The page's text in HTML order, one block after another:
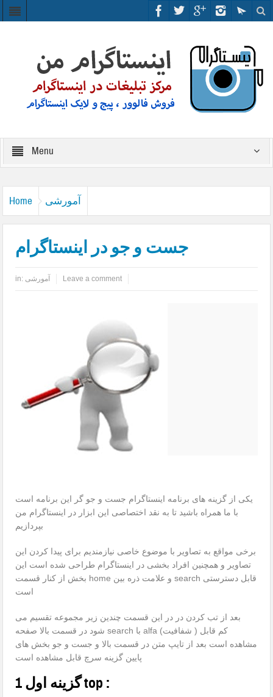
Menu
Home آمورشی
جست و جو در اینستاگرام
in: آمورشی Leave a comment
یکی از گزینه های برنامه اینستاگرام جست و جو گر این برنامه است
با ما همراه باشید تا به نقد اختصاصی این ابزار در اینستاگرام من
بپردازیم
برخی مواقع به تصاویر با موضوع خاصی نیازمندیم برای پیدا کردن این
تصاویر و همچنین افراد بخشی در اینستاگرام طراحی شده است این
بخش از کنار قسمت home و علامت ذره بین search قابل دسترستی
است
بعد از تب کردن در در این قسمت چندین زیر مجموعه تقسیم می
شود در قسمت بالا صفحه search با alfa (شفافیت ) کم قابل
مشاهده است بعد از تایپ متن در قسمت بالا و جست و جو بخش های
پایین گزینه سرچ قابل مشاهده است
1 گزینه اول top :